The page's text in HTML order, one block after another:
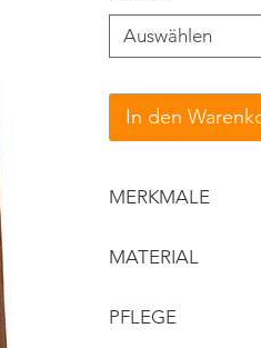
Auswählen
In den
MERKMALE
kurzer, taillierter
Schulterspangen
MATERIAL
Details: Loden
PFLEGE